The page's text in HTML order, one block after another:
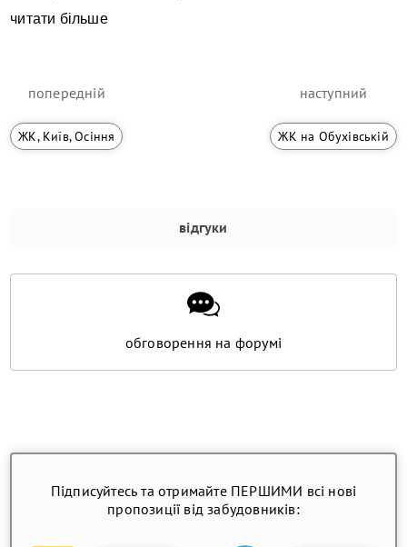
читати більше
попередній
ЖК, Київ, Осіння
наступний
ЖК на Обухівській
відгуки
обговорення на форумі
Підписуйтесь та отримайте ПЕРШИМИ всі нові
пропозиції від забудовників: